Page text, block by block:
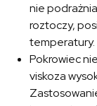
nie
roztoczy,
temperatury.
Pokrowiec
viskoza